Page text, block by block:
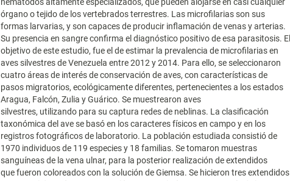
órgano o tejido de los vertebrados terrestres. Las microfilarias son sus
formas larvarias, y son capaces de producir inflamación de venas y arterias.
Su presencia en sangre confirma el diagnóstico positivo de esa parasitosis. El
objetivo de este estudio, fue el de estimar la prevalencia de microfilarias en
aves silvestres de Venezuela entre 2012 y 2014. Para ello, se seleccionaron
cuatro áreas de interés de conservación de aves, con características de
pasos migratorios, ecológicamente diferentes, pertenecientes a los estados
Aragua, Falcón, Zulia y Guárico. Se muestrearon aves
silvestres, utilizando para su captura redes de neblinas. La clasificación
taxonómica del ave se basó en los caracteres físicos en campo y en los
registros fotográficos de laboratorio. La población estudiada consistió de
1970 individuos de 119 especies y 18 familias. Se tomaron muestras
sanguíneas de la vena ulnar, para la posterior realización de extendidos
que fueron coloreados con la solución de Giemsa. Se hicieron tres extendidos